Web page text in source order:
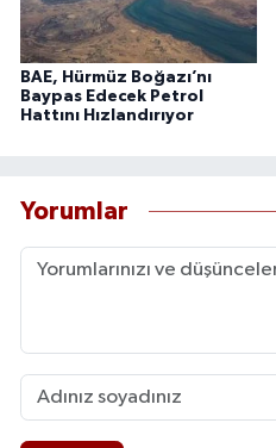
BAE, Hürmüz Boğazı’nı
Baypas Edecek Petrol
Hattını Hızlandırıyor
Yorumlar